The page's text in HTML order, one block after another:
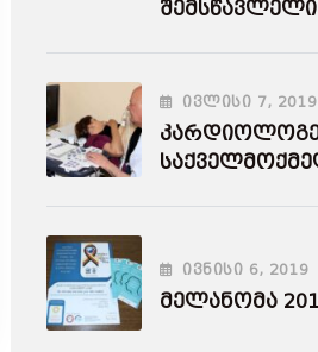
ᲘᲕᲚᲘᲡᲘ 7, 2019
ᲘᲕᲜᲘᲡᲘ 6, 2019
Მელანომა